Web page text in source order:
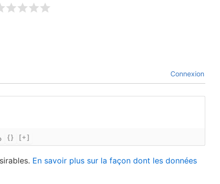
Connexion
{} [+]
En savoir plus sur la façon dont les données